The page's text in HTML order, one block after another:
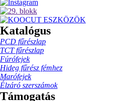
Katalógus
PCD fűrészlap
TCT fűrészlap
Fúrófejek
Hideg fűrész fémhez
Marófejek
Élzáró szerszámok
Támogatás